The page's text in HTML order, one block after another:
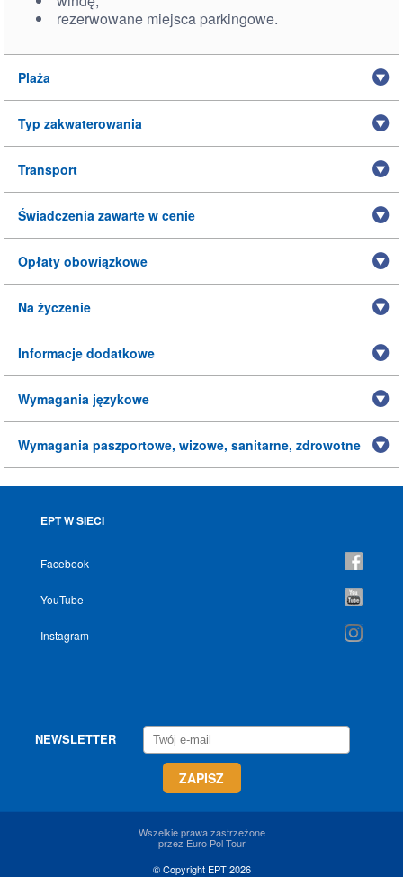
rezerwowane miejsca parkingowe.
Plaża
Typ zakwaterowania
Transport
Świadczenia zawarte w cenie
Opłaty obowiązkowe
Na życzenie
Informacje dodatkowe
Wymagania językowe
Wymagania paszportowe, wizowe, sanitarne, zdrowotne
EPT W SIECI
Facebook
YouTube
Instagram
NEWSLETTER
Wszelkie prawa zastrzeżone
przez Euro Pol Tour
© Copyright EPT 2026